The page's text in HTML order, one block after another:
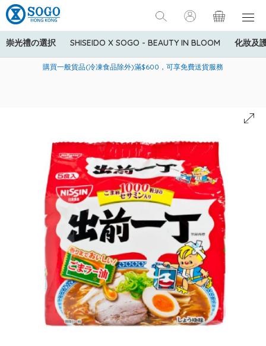
崇光禮の選択 SHISEIDO X SOGO - BEAUTY IN BLOOM 化妝及
美國運通Explorer®信用卡會員購物禮遇：高達5%簽賬回贈！
購買一般貨品(冷凍食品除外)滿$600，可享免費送貨服務
寄送中國內地服務只適用於指定商品，若訂單金額少於HK$600(折